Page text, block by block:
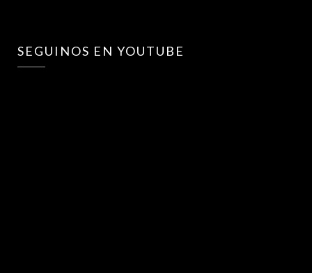
SEGUINOS EN YOUTUBE